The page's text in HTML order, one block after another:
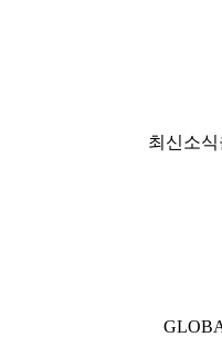
최신소